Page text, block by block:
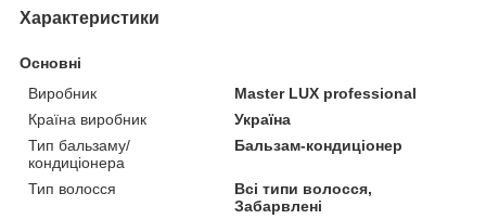
Характеристики
Основні
Виробник
Master LUX professional
Країна виробник
Україна
Тип бальзаму/
кондиціонера
Бальзам-кондиціонер
Тип волосся
Всі типи волосся,
Забарвлені